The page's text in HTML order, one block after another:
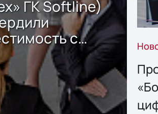
ГК Softline)
с
Sharx
2.x для
данных